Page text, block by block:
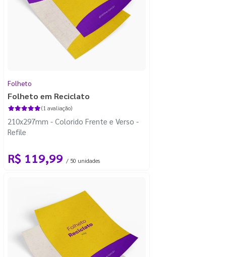
Folheto
Folheto em Reciclato
(1 avaliação)
210x297mm - Colorido Frente e Verso -
Refile
R$ 119,99 / 50 unidades